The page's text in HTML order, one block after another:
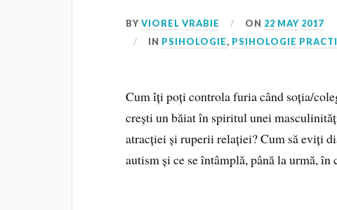
BYVIOREL VRABIE ON 22 MAY 2017
IN PSIHOLOGIE, PSIHOLOGIE
Cum îți poți controla furia când soția/
crești un băiat în spiritul unei
atracției și ruperii relației? Cum să eviți
autism și ce se întâmplă, până la urmă,